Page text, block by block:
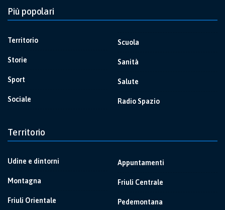
Più popolari
Territorio
Storie
Sport
Sociale
Scuola
Sanità
Salute
Radio Spazio
Territorio
Udine e dintorni
Montagna
Friuli Orientale
Appuntamenti
Friuli Centrale
Pedemontana